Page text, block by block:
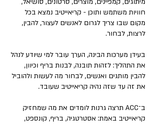
חוויות משתמש ותוכן - קריאייטיב נמצא בכל
מקום שבו צריך לגרום לאנשים לעצור, להבין,
לרצות, לבחור.
בעידן מערכות הבינה, הערך עובר למי שיודע לנהל
את התהליך: לזהות תובנה, לבנות בריף וכיוון,
להבין מותגים ואנשים, לבחור מה לעשות ולהוביל
את זה עד שזה נהיה קריאייטיב שעובד.
ב־ACC תרצה גרנות לומדים את מה שמחזיק
קריאייטיב באמת: אסטרטגיה, בריף, קונספט,